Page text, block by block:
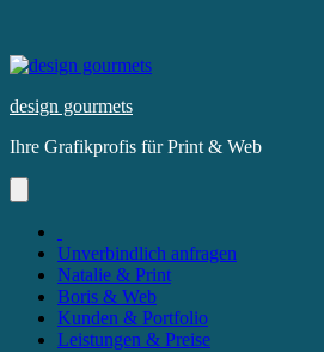
Skip
content
design gourmets
Ihre Grafikprofis für Print & Web
Unverbindlich anfragen
Natalie & Print
Boris & Web
Kunden & Portfolio
Leistungen & Preise